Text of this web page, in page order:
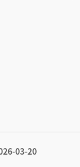
03-20